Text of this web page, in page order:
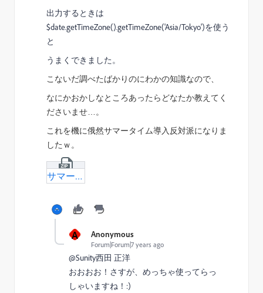
出力するときは
$date.getTimeZone().getTimeZone('Asia/Tokyo')を使う
と
うまくできました。
こないだ調べたばかりのにわかの知識なので、
なにかおかしなところあったら どなたか教えてく
ださいませ…。
これを機に俄然サマータイム導入反対派になりま
したｗ。
サマータイムに苦戦メールスクリプト-txt.zip
A Anonymous
Forum|Forum|7 years ago
@Sunity西田 正洋​
おおおお！さすが、めっちゃ使ってらっ
しゃいますね！:)